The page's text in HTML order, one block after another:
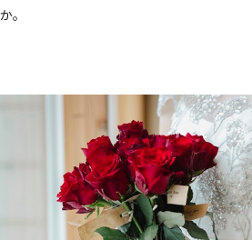
か。